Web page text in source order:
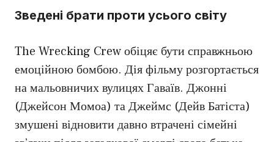
Зведені брати проти усього світу
The Wrecking Crew обіцяє бути справжньою
емоційною бомбою. Дія фільму розгортається
на мальовничих вулицях Гаваїв. Джонні
(Джейсон Момоа) та Джеймс (Дейв Батіста)
змушені відновити давно втрачені сімейні